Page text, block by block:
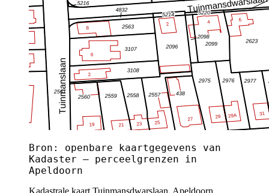
Bron: openbare kaartgegevens van
Kadaster — perceelgrenzen in
Apeldoorn
Kadastrale kaart Tuinmansdwarslaan, Apeldoorn